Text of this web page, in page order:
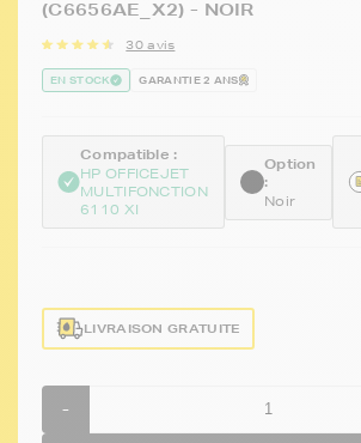
(C6656AE_X2) - NOIR
30 avis
EN STOCK GARANTIE 2 ANS
Compatible :
HP OFFICEJET
MULTIFONCTION
6110 XI
Option
:
Noir
LIVRAISON GRATUITE
-